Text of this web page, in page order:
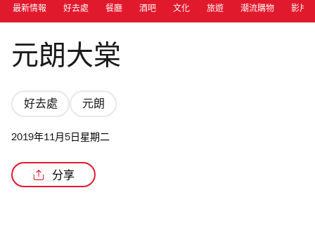
最新情報 好去處 餐廳 酒吧 文化 旅遊 潮流購物 影片
Photograph: Shutterstock
元朗大棠
好去處 元朗
2019年11月5日星期二
分享